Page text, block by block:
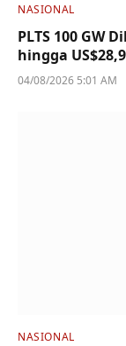
NASIONAL
PLTS 100 GW
hingga
04/08/2026 5:01 AM
NASIONAL